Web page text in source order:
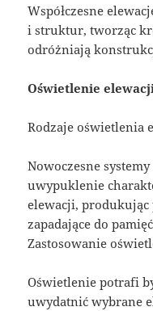
Współczesne
i struktur, tworząc
odróżniają
Oświetlenie
Rodzaje oświetlenia
Nowoczesne
uwypuklenie
elewacji, produkując
zapadające do
Zastosowanie
Oświetlenie potrafi
uwydatnić wybrane